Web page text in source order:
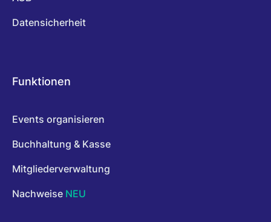
Datensicherheit
Funktionen
Events organisieren
Buchhaltung & Kasse
Mitgliederverwaltung
Nachweise NEU